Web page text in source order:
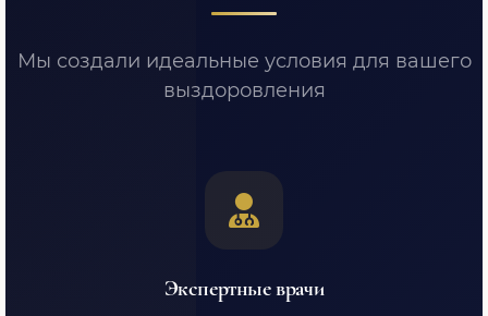
Мы создали идеальные условия для вашего
выздоровления
Экспертные врачи